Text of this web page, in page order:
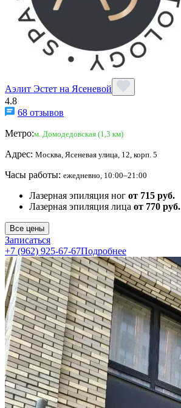
Аэлит Эстет на Ясеневой
4.8
68 отзывов
Метро:м. Домодедовская (1,3 км)
Адрес: Москва, Ясеневая улица, 12, корп. 5
Часы работы: ежедневно, 10:00–21:00
Лазерная эпиляция ног от 715 руб.
Лазерная эпиляция лица от 770 руб.
Все цены
Записаться
+7 (962) 925-67-67Подробнее